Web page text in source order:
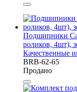
Подшипники
роликов, 4шт),
Качественные
BRB-62-65
Продано